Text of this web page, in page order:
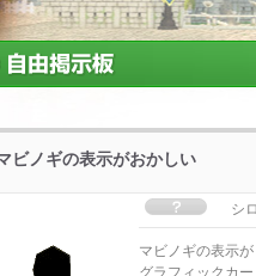
ビノギの表示がおかしい
シ
マビノギの表示
グラフィックカー